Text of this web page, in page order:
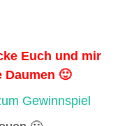
Euch und mir
🙂
Gewinnspiel